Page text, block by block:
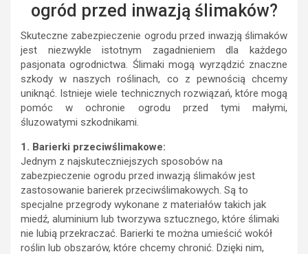
ogród przed inwazją ślimaków?
Skuteczne zabezpieczenie ogrodu przed inwazją ślimaków
jest niezwykle istotnym zagadnieniem dla każdego
pasjonata ogrodnictwa. Ślimaki mogą wyrządzić znaczne
szkody w naszych roślinach, co z pewnością chcemy
uniknąć. Istnieje wiele technicznych rozwiązań, które mogą
pomóc w ochronie ogrodu przed tymi małymi,
śluzowatymi szkodnikami.
1. Barierki przeciwślimakowe:
Jednym z najskuteczniejszych sposobów na
zabezpieczenie ogrodu przed inwazją ślimaków jest
zastosowanie barierek przeciwślimakowych. Są to
specjalne przegrody wykonane z materiałów takich jak
miedź, aluminium lub tworzywa sztucznego, które ślimaki
nie lubią przekraczać. Barierki te można umieścić wokół
roślin lub obszarów, które chcemy chronić. Dzięki nim,